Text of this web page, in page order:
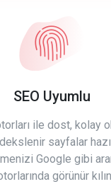
SEO Uyumlu
ile dost, kolay
sayfalar
Google gibi
görünür